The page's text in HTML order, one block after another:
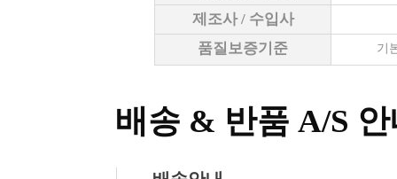
배송 & 반품 A/S
제조사 / 수입사
품질보증기준
기